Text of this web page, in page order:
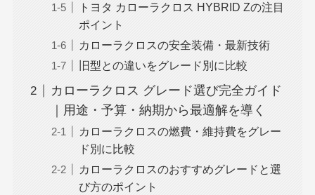
トヨタ カローラクロス HYBRID Zの注目
ポイント
カローラクロスの安全装備・最新技術
旧型との違いをグレード別に比較
カローラクロス グレード選び完全ガイド
｜用途・予算・納期から最適解を導く
カローラクロスの燃費・維持費をグレー
ド別に比較
カローラクロスのおすすめグレードと選
び方のポイント